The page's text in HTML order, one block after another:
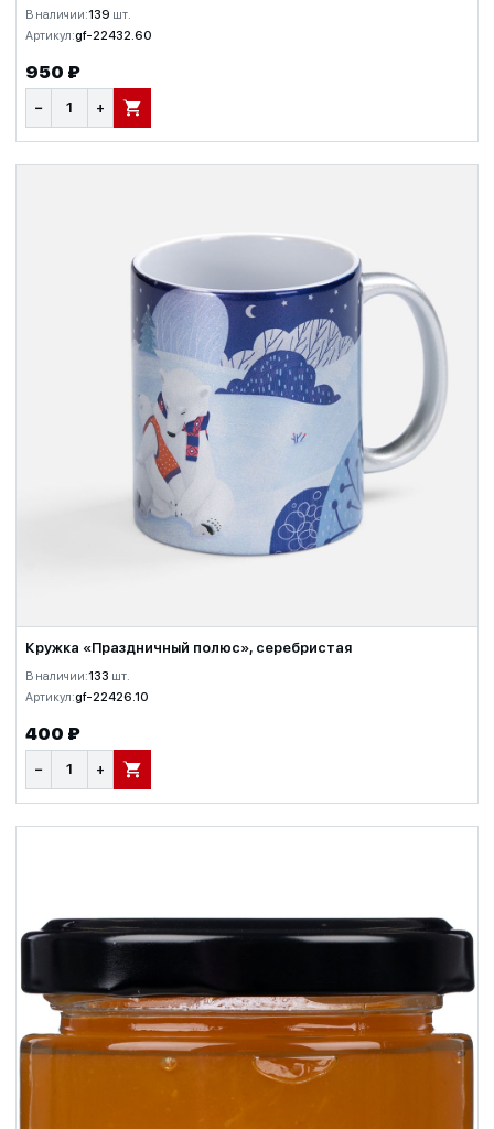
В наличии:139 шт.
Артикул:gf-22432.60
950 ₽
− + В КОРЗИНУ
Кружка «Праздничный полюс», серебристая
В наличии:133 шт.
Артикул:gf-22426.10
400 ₽
− + В КОРЗИНУ